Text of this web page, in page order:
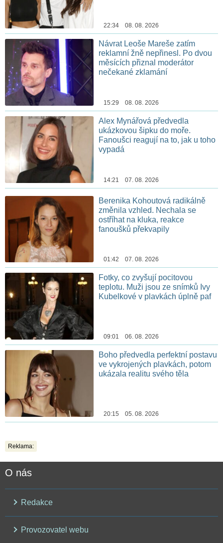
22:34 08. 08. 2026
Návrat Leoše Mareše zatím
reklamní žně nepřinesl. Po dvou
měsících přiznal moderátor
nečekané zklamání
15:29 08. 08. 2026
Alex Mynářová předvedla
ukázkovou šipku do moře.
Fanoušci reagují na to, jak u toho
vypadá
14:21 07. 08. 2026
Berenika Kohoutová radikálně
změnila vzhled. Nechala se
ostříhat na kluka, reakce
fanoušků překvapily
01:42 07. 08. 2026
Fotky, co zvyšují pocitovou
teplotu. Muži jsou ze snímků Ivy
Kubelkové v plavkách úplně paf
09:01 06. 08. 2026
Boho předvedla perfektní postavu
ve vykrojených plavkách, potom
ukázala realitu svého těla
20:15 05. 08. 2026
Reklama:
O nás
Redakce
Provozovatel webu